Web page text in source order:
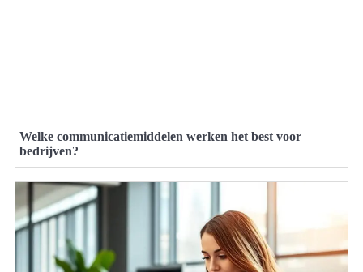
Welke communicatiemiddelen werken het best voor
bedrijven?